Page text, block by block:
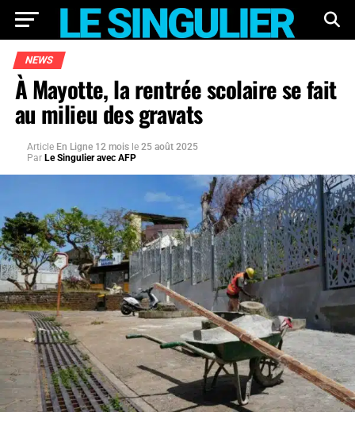
NEWS
À Mayotte, la rentrée scolaire se fait
au milieu des gravats
Article En Ligne 12 mois le 25 août 2025
Par Le Singulier avec AFP